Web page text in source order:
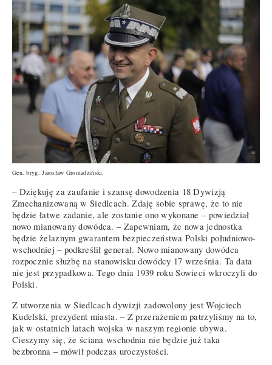
Gen. bryg. Jarosław Gromadziński.
– Dziękuję za zaufanie i szansę dowodzenia 18 Dywizją
Zmechanizowaną w Siedlcach. Zdaję sobie sprawę, że to nie
będzie łatwe zadanie, ale zostanie ono wykonane – powiedział
nowo mianowany dowódca. – Zapewniam, że nowa jednostka
będzie żelaznym gwarantem bezpieczeństwa Polski południowo-
wschodniej – podkreślił generał. Nowo mianowany dowódca
rozpocznie służbę na stanowisku dowódcy 17 września. Ta data
nie jest przypadkowa. Tego dnia 1939 roku Sowieci wkroczyli do
Polski.
Z utworzenia w Siedlcach dywizji zadowolony jest Wojciech
Kudelski, prezydent miasta. – Z przerażeniem patrzyliśmy na to,
jak w ostatnich latach wojska w naszym regionie ubywa.
Cieszymy się, że ściana wschodnia nie będzie już taka
bezbronna – mówił podczas uroczystości.